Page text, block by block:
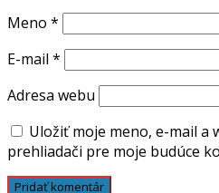
Meno *
E-mail *
Adresa webu
Uložiť moje meno, e-mail a
prehliadači pre moje budúce